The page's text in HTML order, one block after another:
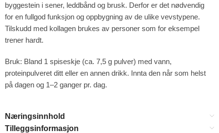
byggestein i sener, leddbånd og brusk. Derfor er det nødvendig
for en fullgod funksjon og oppbygning av de ulike vevstypene.
Tilskudd med kollagen brukes av personer som for eksempel
trener hardt.
Bruk: Bland 1 spiseskje (ca. 7,5 g pulver) med vann,
proteinpulveret ditt eller en annen drikk. Innta den når som helst
på dagen og 1–2 ganger pr. dag.
Næringsinnhold
Tilleggsinformasjon